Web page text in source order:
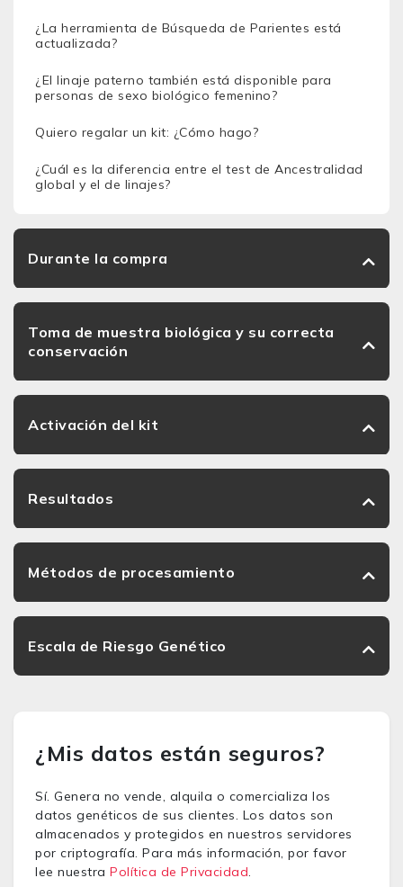
¿La herramienta de Búsqueda de Parientes está
actualizada?
¿El linaje paterno también está disponible para
personas de sexo biológico femenino?
Quiero regalar un kit: ¿Cómo hago?
¿Cuál es la diferencia entre el test de Ancestralidad
global y el de linajes?
Durante la compra
Toma de muestra biológica y su correcta
conservación
Activación del kit
Resultados
Métodos de procesamiento
Escala de Riesgo Genético
¿Mis datos están seguros?
Sí. Genera no vende, alquila o comercializa los
datos genéticos de sus clientes. Los datos son
almacenados y protegidos en nuestros servidores
por criptografía. Para más información, por favor
lee nuestra Política de Privacidad.